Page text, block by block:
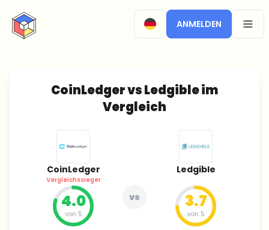
CryptoTicker
ANMELDEN
CoinLedger vs Ledgible im
Vergleich
CoinLedger
Vergleichssieger
4.0
von 5
vs
Ledgible
3.7
von 5